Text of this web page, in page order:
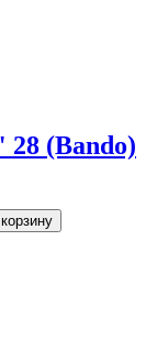
28 (Bando)